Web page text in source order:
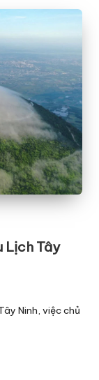
Lịch Tây
Ninh, việc chủ